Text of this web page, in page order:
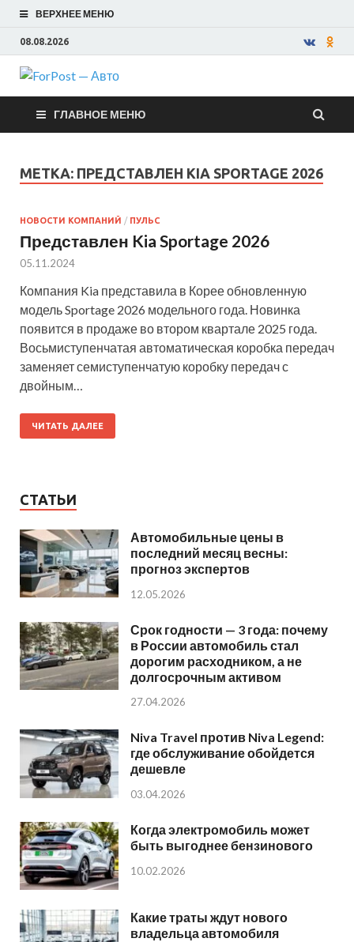
ВЕРХНЕЕ МЕНЮ
08.08.2026
ForPost —
Авто
ГЛАВНОЕ МЕНЮ
МЕТКА: ПРЕДСТАВЛЕН KIA SPORTAGE 2026
НОВОСТИ КОМПАНИЙ / ПУЛЬС
Представлен Kia Sportage 2026
05.11.2024
Компания Kia представила в Корее обновленную
модель Sportage 2026 модельного года. Новинка
появится в продаже во втором квартале 2025 года.
Восьмиступенчатая автоматическая коробка передач
заменяет семиступенчатую коробку передач с
двойным…
ЧИТАТЬ ДАЛЕЕ
СТАТЬИ
Автомобильные цены в
последний месяц весны:
прогноз экспертов
12.05.2026
Срок годности — 3 года: почему
в России автомобиль стал
дорогим расходником, а не
долгосрочным активом
27.04.2026
Niva Travel против Niva Legend:
где обслуживание обойдется
дешевле
03.04.2026
Когда электромобиль может
быть выгоднее бензинового
10.02.2026
Какие траты ждут нового
владельца автомобиля